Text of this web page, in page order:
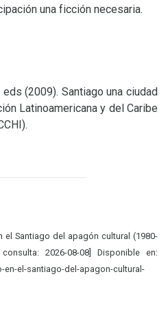
una ficción necesaria.
eds (2009). Santiago una ciudad
Latinoamericana y del Caribe
).
el Santiago del apagón cultural (1980-
2026-08-08] Disponible en:
el-santiago-del-apagon-cultural-